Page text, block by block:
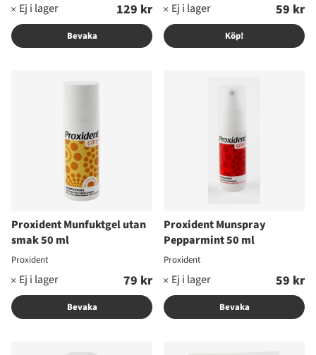
129 kr
Bevaka
59 kr
Köp!
Proxident Munfuktgel utan
smak 50 ml
Proxident
79 kr
Bevaka
Proxident Munspray
Pepparmint 50 ml
Proxident
59 kr
Bevaka